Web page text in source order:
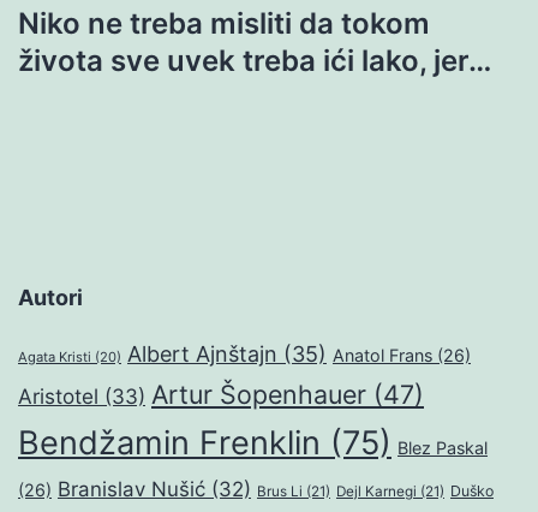
Niko ne treba misliti da tokom
života sve uvek treba ići lako, jer…
Autori
Agata Kristi (20) Albert Ajnštajn (35) Anatol Frans (26)
Aristotel (33) Artur Šopenhauer (47)
Bendžamin Frenklin (75) Blez Paskal
(26) Branislav Nušić (32) Brus Li (21) Dejl Karnegi (21) Duško